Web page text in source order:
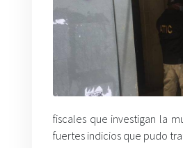
fiscales que investigan la
fuertes indicios que pudo